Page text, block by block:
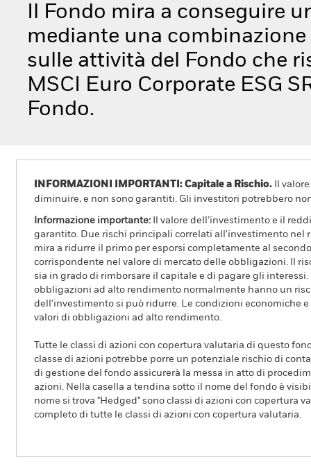
Il Fondo mira a conseguire
mediante una
sulle attività del Fondo che
MSCI Euro Corporate ESG
Fondo.
INFORMAZIONI IMPORTANTI: Capitale a Rischio. Il
diminuire, e non sono garantiti. Gli investitori potrebbero
Informazione importante:
Il valore dell’investimento e il
garantito. Due rischi principali correlati all'investimento nel
mira a ridurre il primo per esporsi completamente al
corrispondente nel valore di mercato delle obbligazioni. Il
sia in grado di rimborsare il capitale e di pagare gli
obbligazioni ad alto rendimento normalmente hanno un
dell'investimento si può ridurre. Le condizioni economiche
valori di obbligazioni ad alto rendimento.
Tutte le classi di azioni con copertura valutaria di questo
classe di azioni potrebbe porre un potenziale rischio di
di gestione del fondo assicurerà la messa in atto di
azioni. Nella casella a tendina sotto il nome del fondo è
nome si trova "Hedged" sono classi di azioni con copertura
completo di tutte le classi di azioni con copertura valutaria.